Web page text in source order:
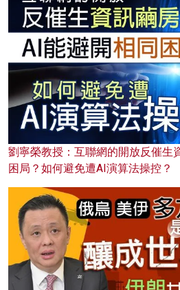
劉寧榮教授：互聯網的開放反催生
困局？如何避免遭AI演算法操控？